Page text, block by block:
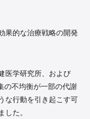
果的な治療戦略の開発
医学研究所、および
の不均衡が一部の代謝
な行動を引き起こす可
した。